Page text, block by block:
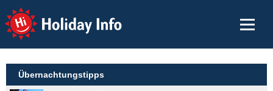
Holiday Info
Übernachtungstipps